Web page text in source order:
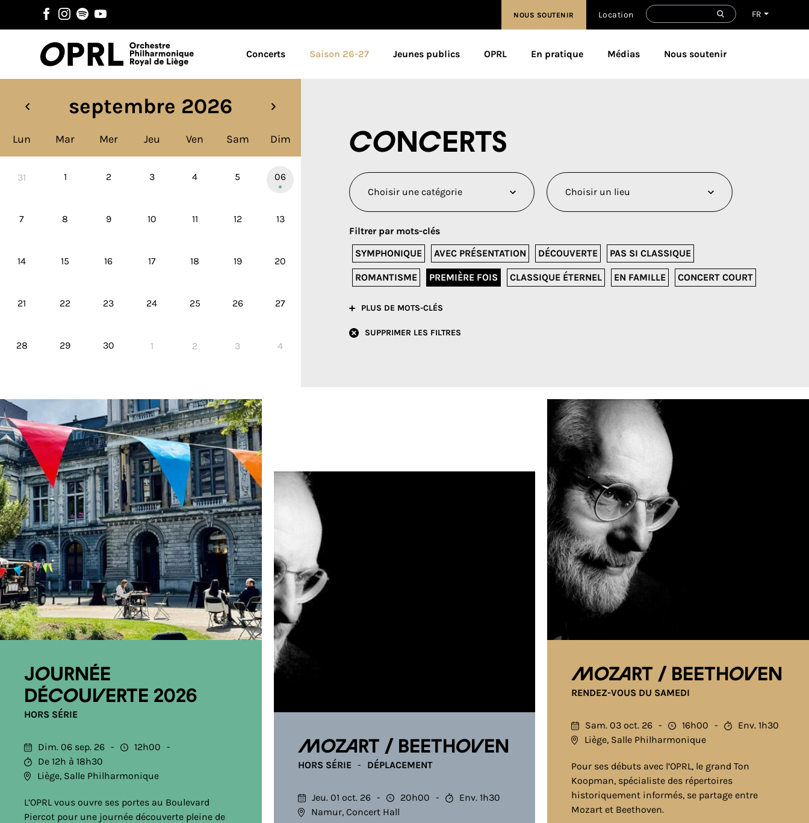
FR
NOUS SOUTENIR Location
Concerts Saison 26-27 Jeunes publics OPRL En pratique Médias Nous soutenir
septembre 2026
Lun Mar Mer Jeu Ven Sam Dim
31 1 2 3 4 5 06
7 8 9 10 11 12 13
14 15 16 17 18 19 20
21 22 23 24 25 26 27
28 29 30 1 2 3 4
Concerts
Filtrer par mots-clés
SYMPHONIQUE
AVEC PRÉSENTATION DÉCOUVERTE PAS SI CLASSIQUE
ROMANTISME PREMIÈRE FOIS CLASSIQUE ÉTERNEL EN FAMILLE CONCERT COURT
PLUS DE MOTS-CLÉS
SUPPRIMER LES FILTRES
Journée
découverte 2026
HORS SÉRIE
Dim. 06 sep. 26
12h00
De 12h à 18h30
Liège, Salle Philharmonique
L’OPRL vous ouvre ses portes au Boulevard
Piercot pour une journée découverte pleine de
Mozart / Beethoven
HORS SÉRIE DÉPLACEMENT
Jeu. 01 oct. 26 20h00
Env. 1h30
Namur, Concert Hall
Mozart / Beethoven
RENDEZ-VOUS DU SAMEDI
Sam. 03 oct. 26 16h00
Env. 1h30
Liège, Salle Philharmonique
Pour ses débuts avec l’OPRL, le grand Ton
Koopman, spécialiste des répertoires
historiquement informés, se partage entre
Mozart et Beethoven.